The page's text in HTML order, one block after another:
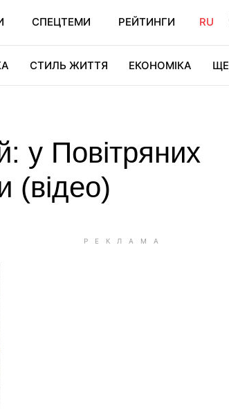
СПЕЦТЕМИ РЕЙТИНГИ RU
СТИЛЬ ЖИТТЯ ЕКОНОМІКА ЩЕ
у Повітряних
(відео)